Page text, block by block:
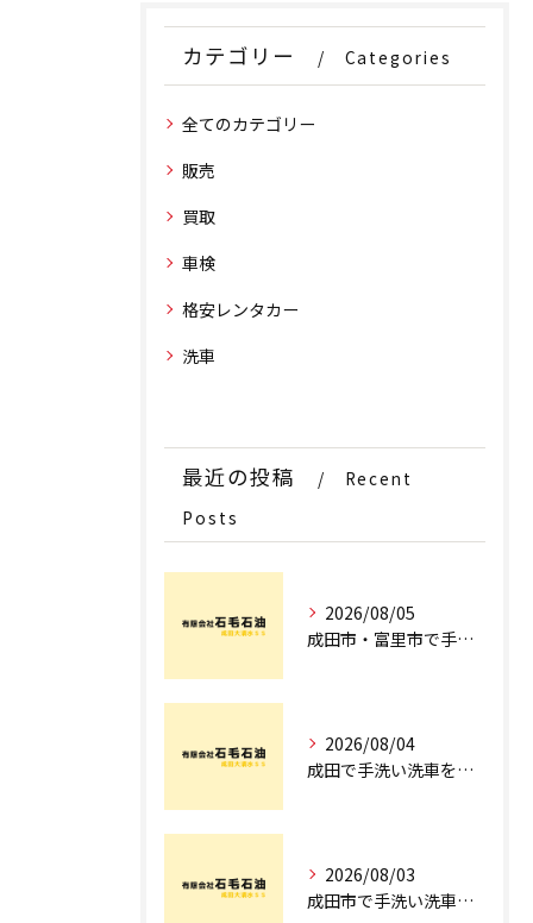
カテゴリー Categories
全てのカテゴリー
販売
買取
車検
格安レンタカー
洗車
最近の投稿
Recent
Posts
2026/08/05
成田市・富里市で手洗洗車ならどこ？料金比較からサブスク選びまでプロが徹底解説
2026/08/04
成田で手洗い洗車を探すなら！車のプロが教える安心の店舗選びとコース術
2026/08/03
成田市で手洗い洗車ならどこ？現場を知るプロが明かす「失敗しない専門店選び」のポイント